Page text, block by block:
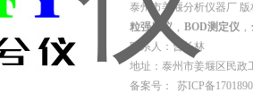
泰州市姜堰分析仪器厂
粒强度仪 , BOD测定仪 ,
联系人：曹长林
地址：泰州市姜堰区民政
备案号：
苏ICP备